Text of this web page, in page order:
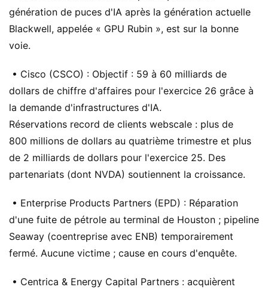
génération de puces d'IA après la génération actuelle
Blackwell, appelée « GPU Rubin », est sur la bonne
voie.
• Cisco (CSCO) : Objectif : 59 à 60 milliards de
dollars de chiffre d'affaires pour l'exercice 26 grâce à
la demande d'infrastructures d'IA.
Réservations record de clients webscale : plus de
800 millions de dollars au quatrième trimestre et plus
de 2 milliards de dollars pour l'exercice 25. Des
partenariats (dont NVDA) soutiennent la croissance.
• Enterprise Products Partners (EPD) : Réparation
d'une fuite de pétrole au terminal de Houston ; pipeline
Seaway (coentreprise avec ENB) temporairement
fermé. Aucune victime ; cause en cours d'enquête.
• Centrica & Energy Capital Partners : acquièrent